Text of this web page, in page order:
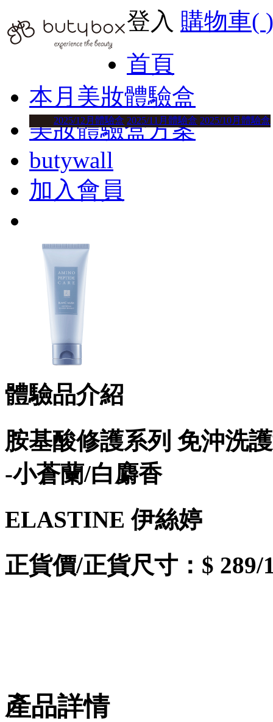
登入 購物車( )
首頁
本月美妝體驗盒
2025/12月體驗盒 2025/11月體驗盒 2025/10月體驗盒
美妝體驗盒方案
butywall
加入會員
體驗品介紹
胺基酸修護系列 免沖洗
-小蒼蘭/白麝香
ELASTINE 伊絲婷
正貨價/正貨尺寸：$ 289/
產品詳情